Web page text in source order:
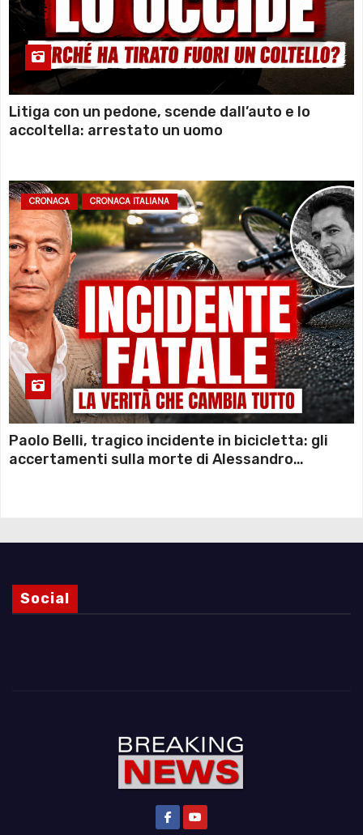
Litiga con un pedone, scende dall’auto e lo
accoltella: arrestato un uomo
CRONACA CRONACA ITALIANA
Paolo Belli, tragico incidente in bicicletta: gli
accertamenti sulla morte di Alessandro
Social